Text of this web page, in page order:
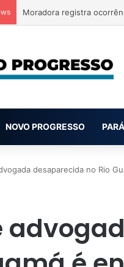
Moradora registra
NOVO PROGRESSO PARÁ
desaparecida no Rio